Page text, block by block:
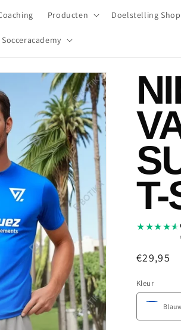
Producten Doelstelling
Socceracademy
T-
★★★★★
Normale
€29,95
Kleur